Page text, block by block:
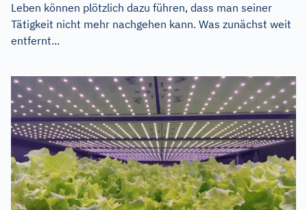
Leben können plötzlich dazu führen, dass man seiner
Tätigkeit nicht mehr nachgehen kann. Was zunächst weit
entfernt...